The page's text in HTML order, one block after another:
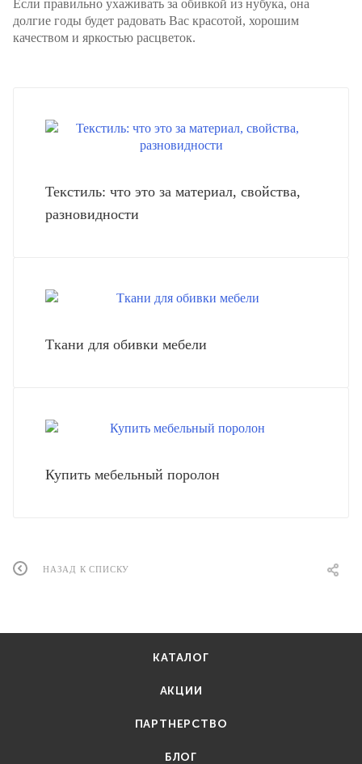
Если правильно ухаживать за обивкой из нубука, она
долгие годы будет радовать Вас красотой, хорошим
качеством и яркостью расцветок.
Текстиль: что это за материал, свойства,
разновидности
Ткани для обивки мебели
Купить мебельный поролон
НАЗАД К СПИСКУ
КАТАЛОГ
АКЦИИ
ПАРТНЕРСТВО
БЛОГ